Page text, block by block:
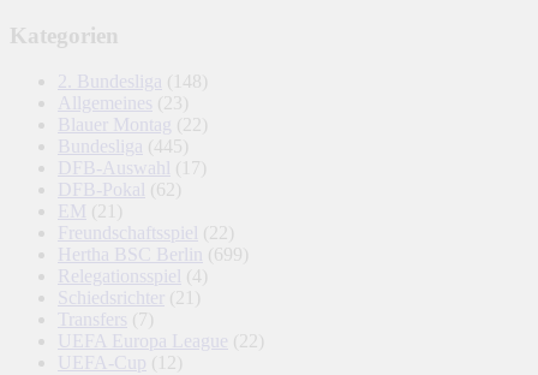
Kategorien
2. Bundesliga (148)
Allgemeines (23)
Blauer Montag (22)
Bundesliga (445)
DFB-Auswahl
(17)
DFB-Pokal (62)
EM (21)
Freundschaftsspiel (22)
Hertha BSC Berlin
(699)
Relegationsspiel (4)
Schiedsrichter
(21)
Transfers (7)
UEFA Europa League (22)
UEFA-Cup (12)